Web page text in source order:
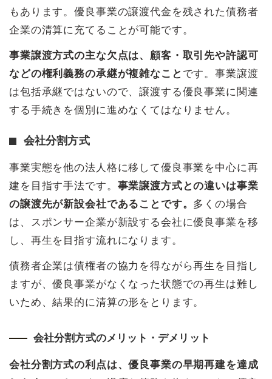
もあります。優良事業の譲渡代金を残された債務者
企業の清算に充てることが可能です。
事業譲渡方式の主な欠点は、顧客・取引先や許認可
などの権利義務の承継が複雑なこと です。事業譲渡
は包括承継ではないので、譲渡する優良事業に関連
する手続きを個別に進めなくてはなりません。
会社分割方式
事業実態を他の法人格に移して優良事業を中心に再
建を目指す手法です。 事業譲渡方式との違いは事業
の譲渡先が新設会社であることです。 多くの場合
は、スポンサー企業が新設する会社に優良事業を移
し、再生を目指す流れになります。
債務者企業は債権者の協力を得ながら再生を目指し
ますが、優良事業がなくなった状態での再生は難し
いため、結果的に清算の形をとります。
会社分割方式のメリット・デメリット
会社分割方式の利点は、優良事業の早期再建を達成